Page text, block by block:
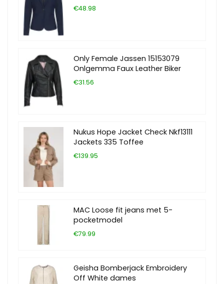
€48.98
Only Female Jassen 15153079
Onlgemma Faux Leather Biker
€31.56
Nukus Hope Jacket Check Nkf13111
Jackets 335 Toffee
€139.95
MAC Loose fit jeans met 5-
pocketmodel
€79.99
Geisha Bomberjack Embroidery
Off White dames